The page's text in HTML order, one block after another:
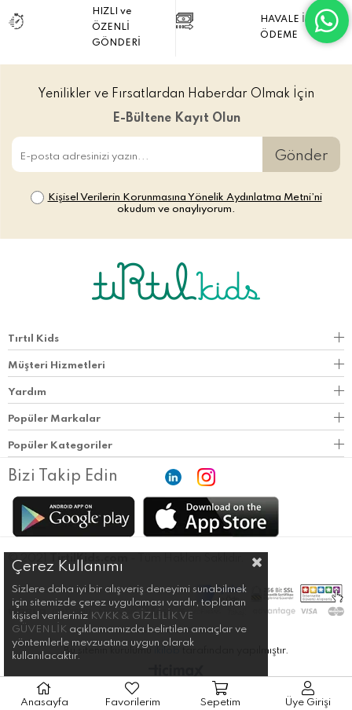
HIZLI ve
ÖZENLİ
GÖNDERİ
HAVALE İLE
ÖDEME
Yenilikler ve Fırsatlardan Haberdar Olmak İçin
E-Bültene Kayıt Olun
Gönder
Kişisel Verilerin Korunmasına Yönelik Aydınlatma Metni’ni
okudum ve onaylıyorum.
Tırtıl Kids
Müşteri Hizmetleri
Yardım
Popüler Markalar
Popüler Kategoriler
Bizi Takip Edin
© 2021 TirtilKids.com
Bu sitenin kurulumu tarafından yapılmıştır.
Çerez Kullanımı
Sizlere daha iyi bir alışveriş deneyimi sunabilmek
için sitemizde çerez uygulaması vardır, toplanan
kişisel verileriniz KVKK & GİZLİLİK VE
GÜVENLİK açıklamamızda belirtilen amaçlar ve
yöntemlerle mevzuatına uygun olarak
kullanılacaktır.
Anasayfa Favorilerim Sepetim Üye Girişi